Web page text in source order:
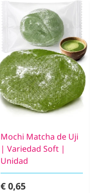
Mochi Matcha de Uji
| Variedad Soft |
Unidad
€ 0,65